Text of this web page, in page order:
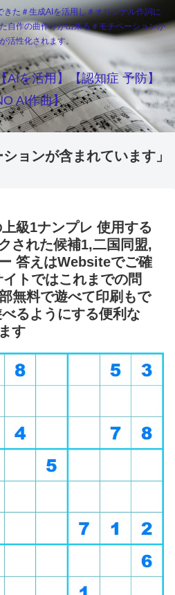
きた＃生成AIを活用し＃オリジナル作詞に
自作の曲作りが出来る＃モチベーションが
活性化されます。
AIを活用】【認知症 予防】
AI作曲】
ョンが含まれています」
級1ナンプレ 使用する
された候補1,二国同盟,
答えはWebsiteでご確
トではこれまでの問
無料で遊べて印刷もで
るようにする便利な
す